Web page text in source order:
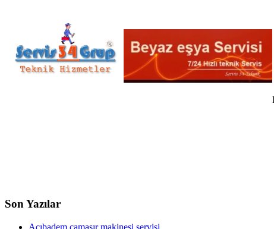
Son Yazılar
Acıbadem çamaşır makinesi servisi